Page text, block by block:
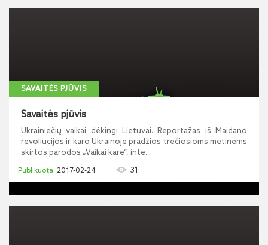
SAVAITĖS PJŪVIS
Savaitės pjūvis
Ukrainiečių vaikai dėkingi Lietuvai. Reportažas iš Maidano
revoliucijos ir karo Ukrainoje pradžios trečiosioms metinėms
skirtos parodos „Vaikai kare“, inte...
2017-02-24 31